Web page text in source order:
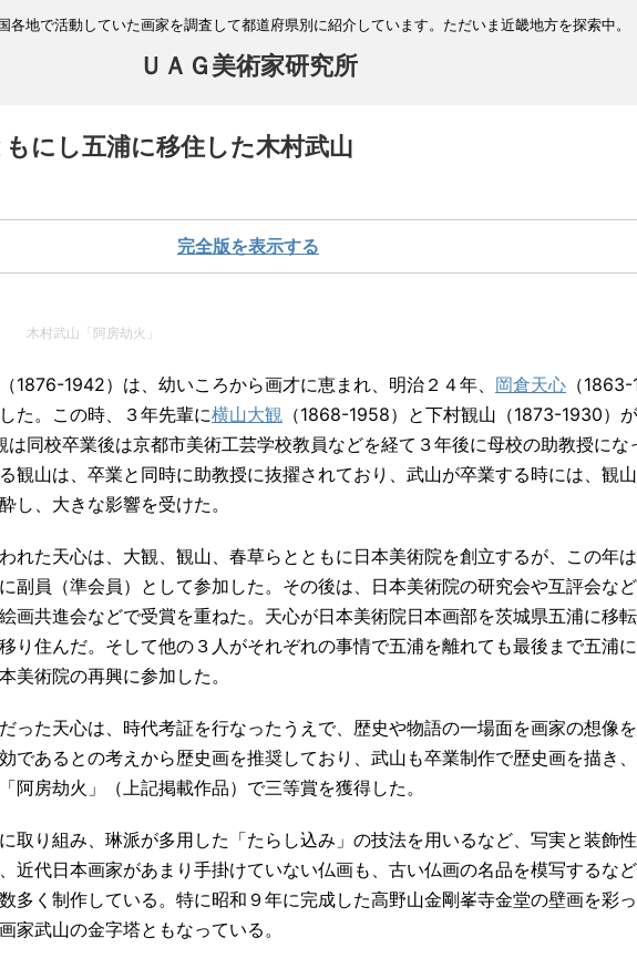
各地で活動していた画家を調査して都道府県別に紹介しています。ただいま近畿地方を探索中。
ＵＡＧ美術家研究所
にし五浦に移住した木村武山
完全版を表示する
木村武山「阿房劫火」
1876-1942）は、幼いころから画才に恵まれ、明治２４年、 岡倉天心 （
た。この時、３年先輩に横山大観 （1868-1958）と下村観山（1873-1930）
は同校卒業後は京都市美術工芸学校教員などを経て３年後に母校の助教授にな
観山は、卒業と同時に助教授に抜擢されており、武山が卒業する時には、観
し、大きな影響を受けた。
れた天心は、大観、観山、春草らとともに日本美術院を創立するが、この年
副員（準会員）として参加した。その後は、日本美術院の研究会や互評会な
画共進会などで受賞を重ねた。天心が日本美術院日本画部を茨城県五浦に移
り住んだ。そして他の３人がそれぞれの事情で五浦を離れても最後まで五浦
美術院の再興に参加した。
った天心は、時代考証を行なったうえで、歴史や物語の一場面を画家の想像
であるとの考えから歴史画を推奨しており、武山も卒業制作で歴史画を描き
阿房劫火」（上記掲載作品）で三等賞を獲得した。
取り組み、琳派が多用した「たらし込み」の技法を用いるなど、写実と装飾
近代日本画家があまり手掛けていない仏画も、古い仏画の名品を模写するな
多く制作している。特に昭和９年に完成した高野山金剛峯寺金堂の壁画を彩
家武山の金字塔ともなっている。